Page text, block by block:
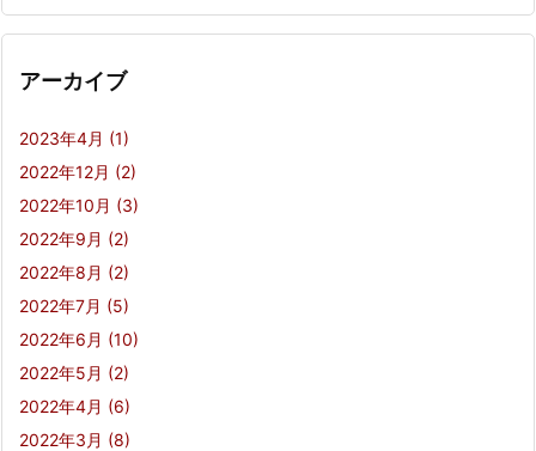
アーカイブ
2023年4月 (1)
2022年12月 (2)
2022年10月 (3)
2022年9月 (2)
2022年8月 (2)
2022年7月 (5)
2022年6月 (10)
2022年5月 (2)
2022年4月 (6)
2022年3月 (8)